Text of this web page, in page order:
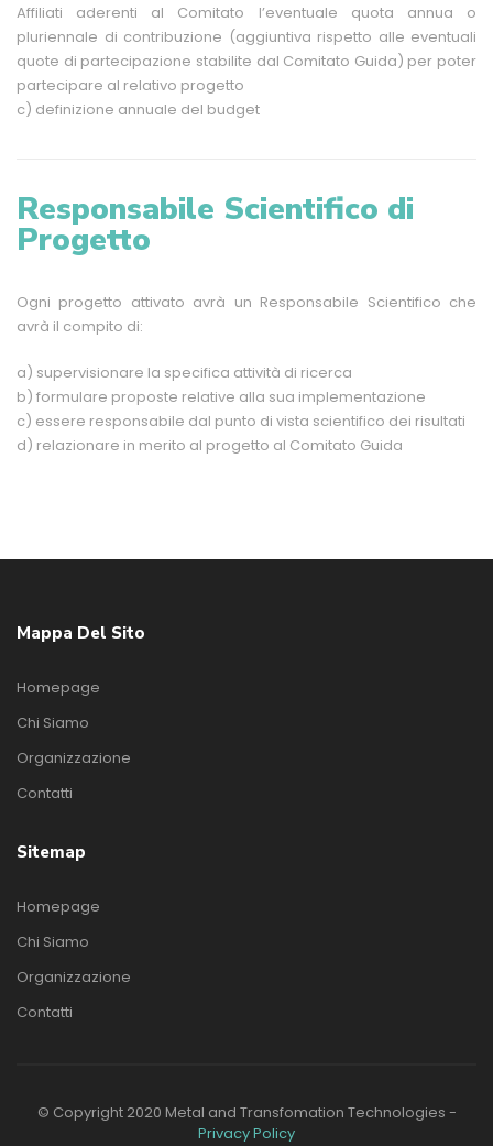
Affiliati aderenti al Comitato l’eventuale quota annua o
pluriennale di contribuzione (aggiuntiva rispetto alle eventuali
quote di partecipazione stabilite dal Comitato Guida) per poter
partecipare al relativo progetto
c) definizione annuale del budget
Responsabile Scientifico di
Progetto
Ogni progetto attivato avrà un Responsabile Scientifico che
avrà il compito di:
a) supervisionare la specifica attività di ricerca
b) formulare proposte relative alla sua implementazione
c) essere responsabile dal punto di vista scientifico dei risultati
d) relazionare in merito al progetto al Comitato Guida
Mappa Del Sito
Homepage
Chi Siamo
Organizzazione
Contatti
Sitemap
Homepage
Chi Siamo
Organizzazione
Contatti
© Copyright 2020 Metal and Transfomation Technologies -
Privacy Policy